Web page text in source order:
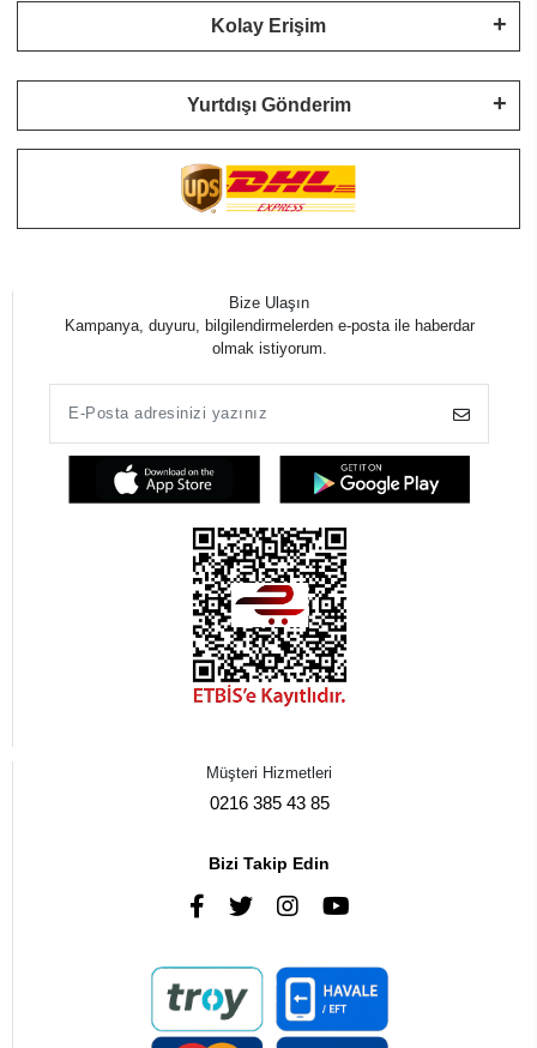
Kolay Erişim
Yurtdışı Gönderim
Bize Ulaşın
Kampanya, duyuru, bilgilendirmelerden e-posta ile haberdar
olmak istiyorum.
Müşteri Hizmetleri
0216 385 43 85
Bizi Takip Edin